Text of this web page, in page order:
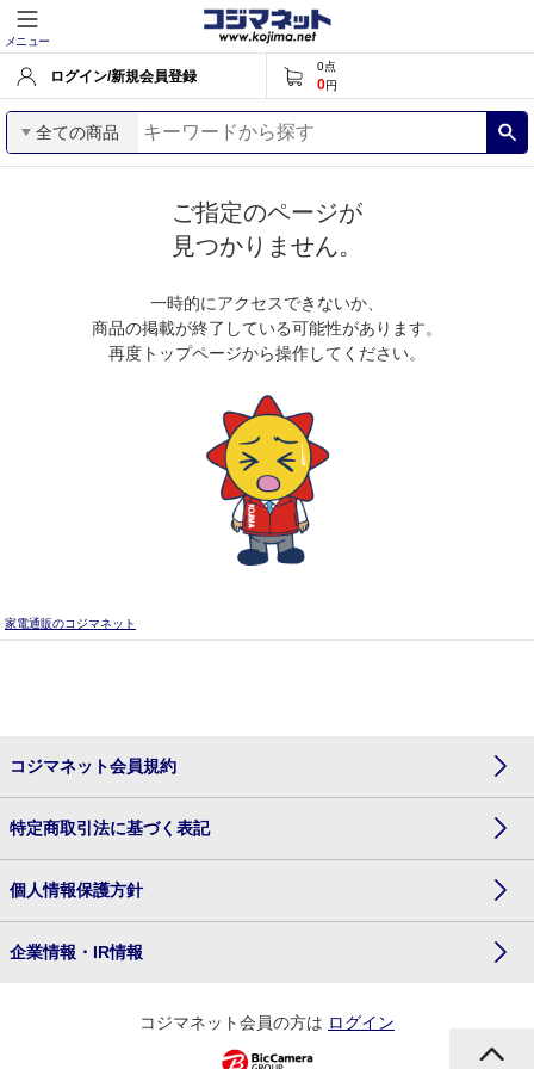
メニュー
ログイン/新規会員登録
0点
0円
全ての商品
ご指定のページが
見つかりません。
一時的にアクセスできないか、
商品の掲載が終了している可能性があります。
再度トップページから操作してください。
家電通販のコジマネット
コジマネット会員規約
特定商取引法に基づく表記
個人情報保護方針
企業情報・IR情報
コジマネット会員の方は ログイン